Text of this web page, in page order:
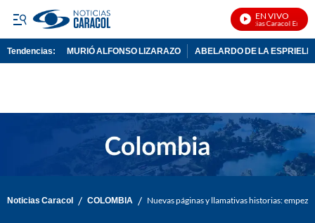
EN VIVO
Noticias Caracol En Vivo
Tendencias: MURIÓ ALFONSO LIZARAZO ABELARDO DE LA
Noticias Caracol / COLOMBIA / Nuevas páginas y llamativas historias: